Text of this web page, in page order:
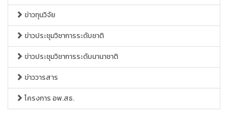
ข่าวทุนวิจัย
ข่าวประชุมวิชาการระดับชาติ
ข่าวประชุมวิชาการระดับนานาชาติ
ข่าววารสาร
โครงการ อพ.สธ.